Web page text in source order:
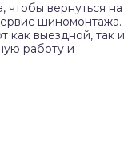
чтобы вернуться на
шиномонтажа.
как выездной, так и
работу и